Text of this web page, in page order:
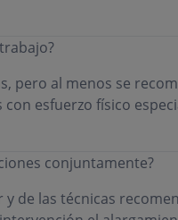
pero al menos se
esfuerzo físico
conjuntamente?
de las técnicas